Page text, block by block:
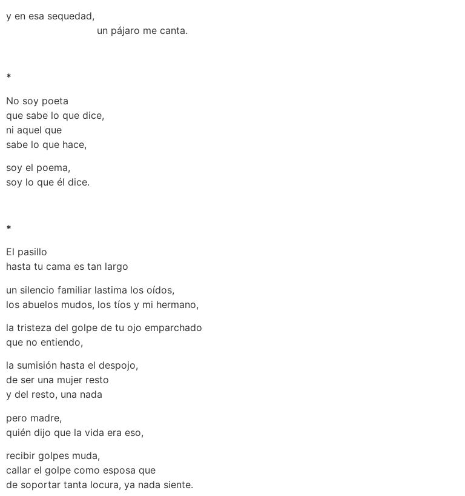
y en esa sequedad,
un pájaro me canta.
*
No soy poeta
que sabe lo que dice,
ni aquel que
sabe lo que hace,
soy el poema,
soy lo que él dice.
*
El pasillo
hasta tu cama es tan largo
un silencio familiar lastima los oídos,
los abuelos mudos, los tíos y mi hermano,
la tristeza del golpe de tu ojo emparchado
que no entiendo,
la sumisión hasta el despojo,
de ser una mujer resto
y del resto, una nada
pero madre,
quién dijo que la vida era eso,
recibir golpes muda,
callar el golpe como esposa que
de soportar tanta locura, ya nada siente.